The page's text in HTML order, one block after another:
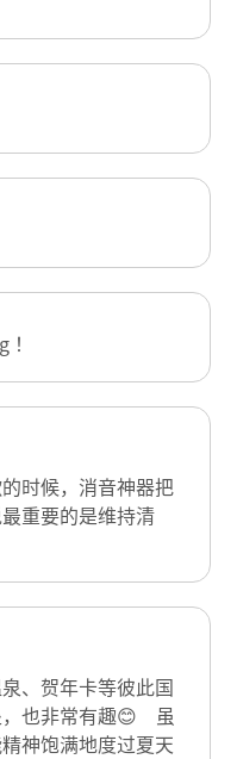
时候，消音神器把
重要的是维持清
、贺年卡等彼此国
，也非常有趣😊 虽
神饱满地度过夏天